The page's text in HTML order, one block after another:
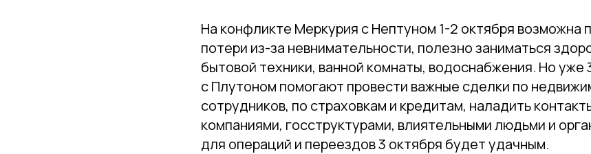
На конфликте Меркурия с Нептуном 1-2 октября возможна
потери из-за невнимательности, полезно заниматься
бытовой техники, ванной комнаты, водоснабжения. Но уже
с Плутоном помогают провести важные сделки по
сотрудников, по страховкам и кредитам, наладить
компаниями, госструктурами, влиятельными людьми и
для операций и переездов 3 октября будет удачным.